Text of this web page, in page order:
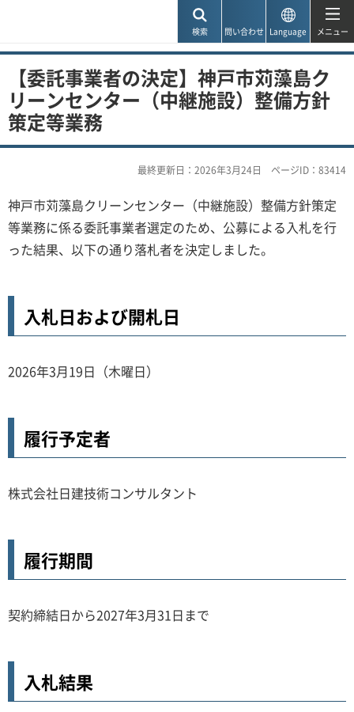
検索 問い合わせ Language メニュー
【委託事業者の決定】神戸市苅藻島ク
リーンセンター（中継施設）整備方針
策定等業務
最終更新日：2026年3月24日 ページID：83414
神戸市苅藻島クリーンセンター（中継施設）整備方針策定
等業務に係る委託事業者選定のため、公募による入札を行
った結果、以下の通り落札者を決定しました。
入札日および開札日
2026年3月19日（木曜日）
履行予定者
株式会社日建技術コンサルタント
履行期間
契約締結日から2027年3月31日まで
入札結果